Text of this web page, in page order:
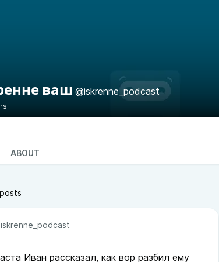
ваш @iskrenne_podcast
ABOUT
Иван рассказал, как вор разбил ему